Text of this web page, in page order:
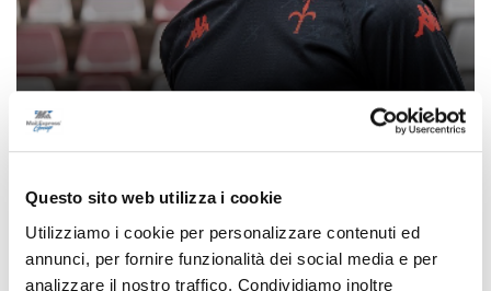
Questo sito web utilizza i cookie
Utilizziamo i cookie per personalizzare contenuti ed
annunci, per fornire funzionalità dei social media e per
analizzare il nostro traffico. Condividiamo inoltre
alla Triestina
di Pierluigi Dorotei